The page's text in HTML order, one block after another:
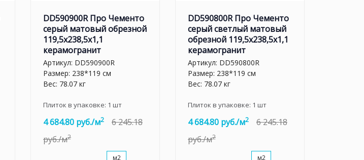
DD590900R Про Чементо
серый матовый обрезной
119,5x238,5x1,1
керамогранит
Артикул: DD590900R
Размер: 238*119 см
Вес: 78.07 кг
Плиток в упаковке: 1 шт
4 684.80 руб./м2
6 245.18
руб./м2
м2
DD590800R Про Чементо
серый светлый матовый
обрезной 119,5x238,5x1,1
керамогранит
Артикул: DD590800R
Размер: 238*119 см
Вес: 78.07 кг
Плиток в упаковке: 1 шт
4 684.80 руб./м2
6 245.18
руб./м2
м2